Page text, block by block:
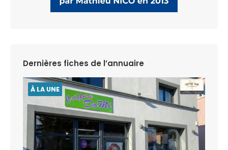
Dernières fiches de l’annuaire
À LA UNE